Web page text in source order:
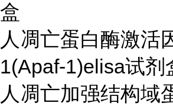
盒
人凋亡蛋白酶激活
1(Apaf-1)elisa试剂
人凋亡加强结构域